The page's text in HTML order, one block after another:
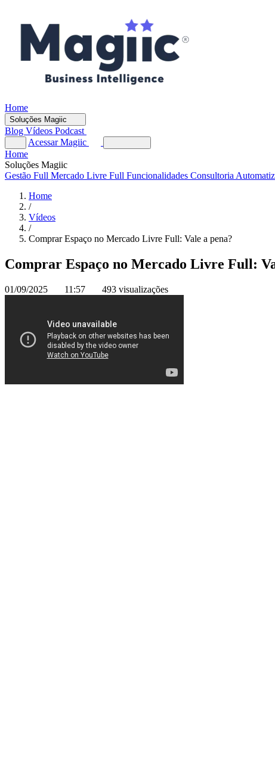
Home
Soluções Magiic
Blog Vídeos Podcast
Acessar Magiic
Home
Soluções Magiic
Gestão Full Mercado Livre Full Funcionalidades Consultoria
Home
/
Vídeos
/
Comprar Espaço no Mercado Livre Full: Vale a pena?
Comprar Espaço no Mercado Livre Full:
01/09/2025 11:57 493 visualizações